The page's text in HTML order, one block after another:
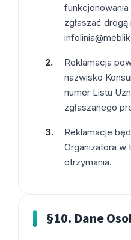
zgłaszać
Reklamacja
nazwisko
numer Listu
zgłaszanego
Reklamacje
Organizatora w
otrzymania.
§10. Dane